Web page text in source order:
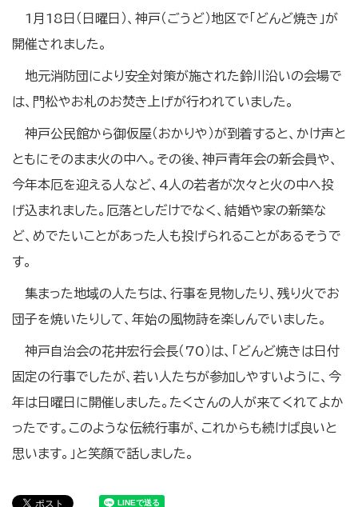
1月18日（日曜日）、神戸（ごうど）地区で「どんど焼き」が
開催されました。
地元消防団により安全対策が施された鈴川沿いの会場で
は、門松やお札のお焚き上げが行われていました。
神戸公民館から御仮屋（おかりや）が到着すると、かけ声と
ともにそのまま火の中へ。その後、神戸青年会の新会員や、
今年本厄を迎える人など、4人の若者が次々と火の中へ投
げ込まれました。厄落としだけでなく、結婚や家の新築な
ど、めでたいことがあった人も投げられることがあるそうで
す。
集まった地域の人たちは、行事を見物したり、残り火でお
団子を焼いたりして、年始の風物詩を楽しんでいました。
神戸自治会の花井宏行会長（70）は、「どんど焼きは日付
固定の行事でしたが、若い人たちが参加しやすいように、今
年は日曜日に開催しました。たくさんの人が来てくれてよか
ったです。このような伝統行事が、これからも続けば良いと
思います。」と笑顔で話しました。